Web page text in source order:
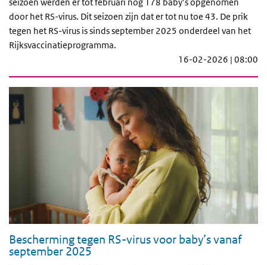
door het RS-virus. Dit seizoen zijn dat er tot nu toe 43. De prik
tegen het RS-virus is sinds september 2025 onderdeel van het
Rijksvaccinatieprogramma.
16-02-2026 | 08:00
Bescherming tegen RS-virus voor baby’s vanaf
september 2025